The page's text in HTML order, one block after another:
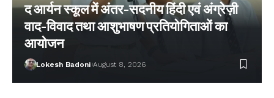
द आर्यन स्कूल में अंतर-सदनीय हिंदी एवं अंग्रेज़ी
वाद-विवाद तथा आशुभाषण प्रतियोगिताओं का
आयोजन
Lokesh Badoni August 8, 2026